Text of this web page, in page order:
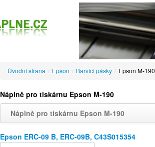
Úvodní strana / Epson / Barvící pásky / Epson M-190
Náplně pro tiskárnu Epson M-190
Náplně pro tiskárnu Epson M-190
Epson ERC-09 B, ERC-09B, C43S015354